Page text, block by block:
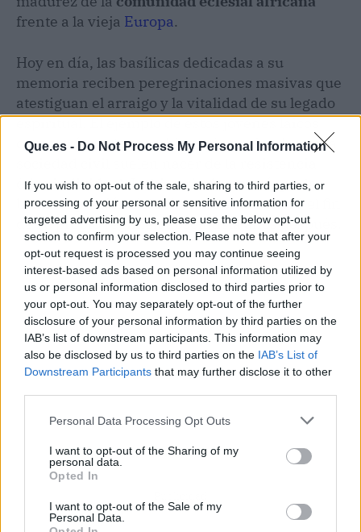
Que.es - Do Not Process My Personal Information
If you wish to opt-out of the sale, sharing to third parties, or
processing of your personal or sensitive information for
targeted advertising by us, please use the below opt-out
section to confirm your selection. Please note that after your
opt-out request is processed you may continue seeing
interest-based ads based on personal information utilized by
us or personal information disclosed to third parties prior to
your opt-out. You may separately opt-out of the further
disclosure of your personal information by third parties on the
IAB’s list of downstream participants. This information may
also be disclosed by us to third parties on the IAB’s List of
Downstream Participants that may further disclose it to other
Personal Data Processing Opt Outs
I want to opt-out of the Sharing of my
personal data.
Opted In
I want to opt-out of the Sale of my
Personal Data.
frente a la vieja Europa.
Hoy en día, las basílicas dedicadas a su
memoria reciben peregrinaciones masivas que
atestiguan el arraigo y la vitalidad de su legado
espiritual. El ejemplo de estos jóvenes laicos
demostró que los cambios más profundos en la
ética individual. La historia demostró que la
brutal represión del soberano solo aceleró el fin
de su propio régimen absolutista años después.